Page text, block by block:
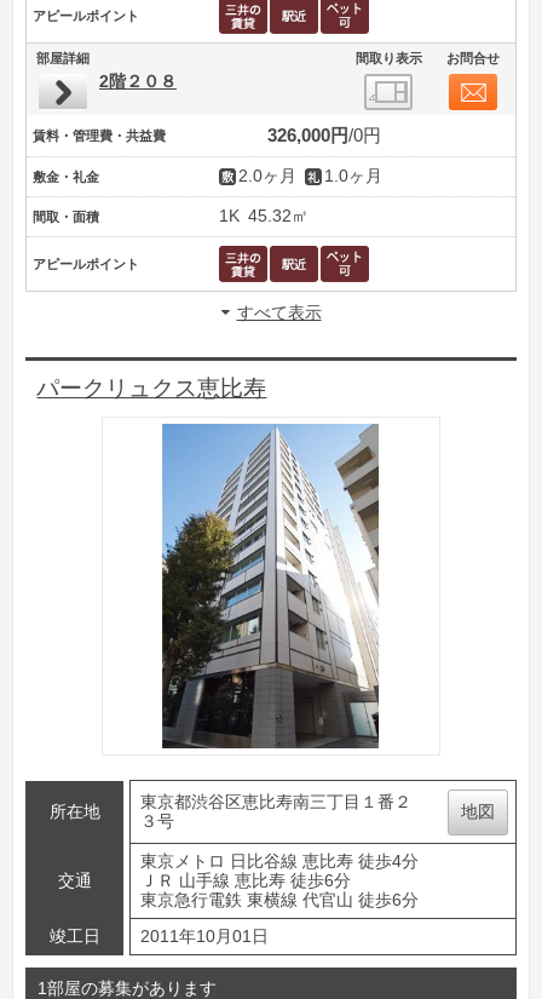
アピールポイント
部屋詳細 間取り表示 お問合せ
2階２０８
賃料・管理費・共益費 326,000円 0円
敷金・礼金 2.0ヶ月 1.0ヶ月
間取・面積 1K 45.32㎡
アピールポイント
すべて表示
パークリュクス恵比寿
所在地
東京都渋谷区恵比寿南三丁目１番２
３号
地図
交通
東京メトロ 日比谷線 恵比寿 徒歩4分
ＪＲ 山手線 恵比寿 徒歩6分
東京急行電鉄 東横線 代官山 徒歩6分
竣工日
2011年10月01日
1部屋の募集があります